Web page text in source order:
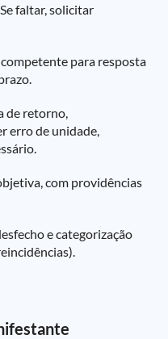
faltar, solicitar
para resposta
de retorno,
erro de unidade,
com providências
e categorização